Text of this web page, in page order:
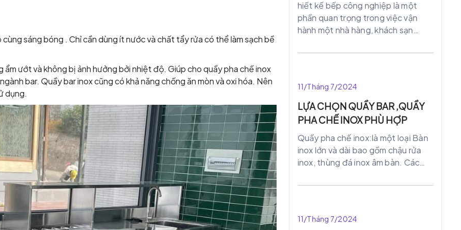
sáng bóng . Chỉ cần dùng ít nước và chất tẩy rửa có thể làm sạch bề
ướt và không bị ảnh hưởng bởi nhiệt độ. Giúp cho quầy pha chế inox
bar. Quầy bar inox cũng có khả năng chống ăn mòn và oxi hóa. Nên
dụng.
hiết kế bếp công nghiệp là một
phần quan trọng trong việc vận
hành một nhà hàng, khách sạn
uống lớn. Một bếp công nghiệp
ưu hóa quy trình làm việc, tiết kiệm
chi phí và nâng cao hiệu suất làm
việc.
11/Tháng 7/2024
LỰA CHỌN QUẦY BAR ,QUẦY
PHA CHẾ INOX PHÙ HỢP
Quầy pha chế inox:là một loại Bàn
inox lớn và dài bao gồm chậu rửa
inox, thùng đá inox âm bàn. Các
như: máy pha chế trà sữa, máy xay,
vụ những bữa ăn nhẹ. Tại các quán
11/Tháng 7/2024